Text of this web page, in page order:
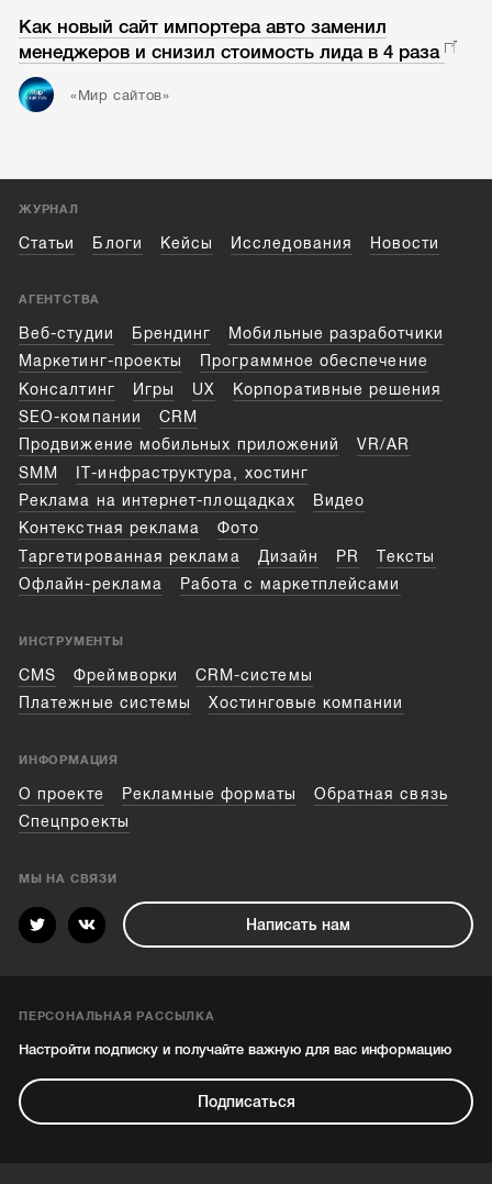
Как новый сайт импортера авто заменил
менеджеров и снизил стоимость лида в 4 раза
«Мир сайтов»
ЖУРНАЛ
Статьи Блоги Кейсы Исследования Новости
АГЕНТСТВА
Веб-студии Брендинг
Мобильные разработчики
Маркетинг-проекты
Программное обеспечение
Консалтинг
Игры UX
Корпоративные решения
SEO-компании
CRM
Продвижение мобильных приложений
VR/AR
SMM
IT-инфраструктура, хостинг
Реклама на интернет-площадках
Видео
Контекстная реклама
Фото
Таргетированная реклама
Дизайн PR
Тексты
Офлайн-реклама
Работа с маркетплейсами
ИНСТРУМЕНТЫ
CMS Фреймворки
CRM-системы
Платежные системы
Хостинговые компании
ИНФОРМАЦИЯ
О проекте Рекламные форматы
Обратная связь
Спецпроекты
МЫ НА СВЯЗИ
Написать нам
ПЕРСОНАЛЬНАЯ РАССЫЛКА
Настройти подписку и получайте важную для вас информацию
Подписаться